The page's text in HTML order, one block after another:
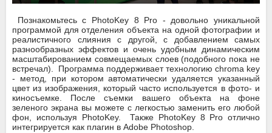
Познакомьтесь с PhotoKey 8 Pro - довольно уникальной
программой для отделения объекта на одной фотографии и
реалистичного слияния с другой, с добавлением самых
разнообразных эффектов и очень удобным динамическим
масштабированием совмещаемых слоев (подобного пока не
встречал). Программа поддерживает технологию chroma key
- метод, при котором автоматически удаляется указанный
цвет из изображения, который часто используется в фото- и
киносъемке. После съемки вашего объекта на фоне
зеленого экрана вы можете с легкостью заменить его любой
фон, используя PhotoKey. Также PhotoKey 8 Pro отлично
интегрируется как плагин в Adobe Photoshop.